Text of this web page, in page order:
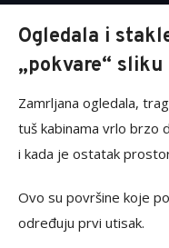
Ogledala i
„pokvare“ sliku
Zamrljana ogledala,
tuš kabinama vrlo brzo
i kada je ostatak
Ovo su površine koje
određuju prvi utisak.